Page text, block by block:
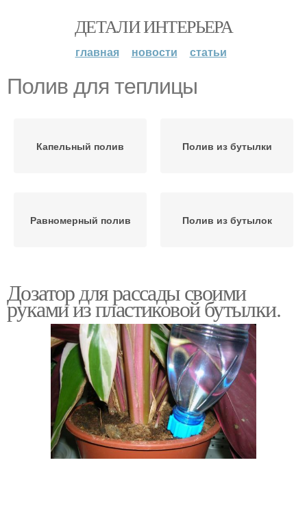
ДЕТАЛИ ИНТЕРЬЕРА
главная новости статьи
Полив для теплицы
Капельный полив Полив из бутылки
Равномерный полив Полив из бутылок
Дозатор для рассады своими
руками из пластиковой бутылки.